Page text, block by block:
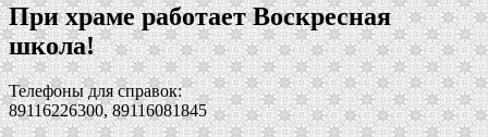
При храме работает Воскресная
школа!
Телефоны для справок:
89116226300, 89116081845